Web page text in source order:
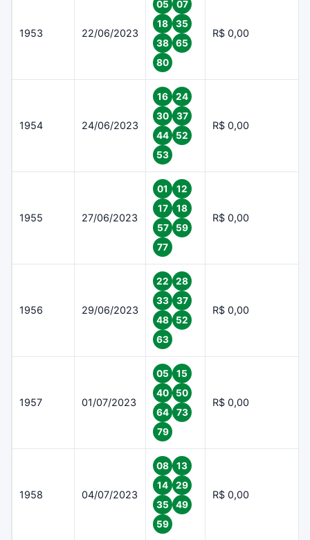
1953 22/06/2023
05
07
18
35
38
65
80
R$ 0,00
1954 24/06/2023
16
24
30
37
44
52
53
R$ 0,00
1955 27/06/2023
01
12
17
18
57
59
77
R$ 0,00
1956 29/06/2023
22
28
33
37
48
52
63
R$ 0,00
1957 01/07/2023
05
15
40
50
64
73
79
R$ 0,00
1958 04/07/2023
08
13
14
29
35
49
59
R$ 0,00